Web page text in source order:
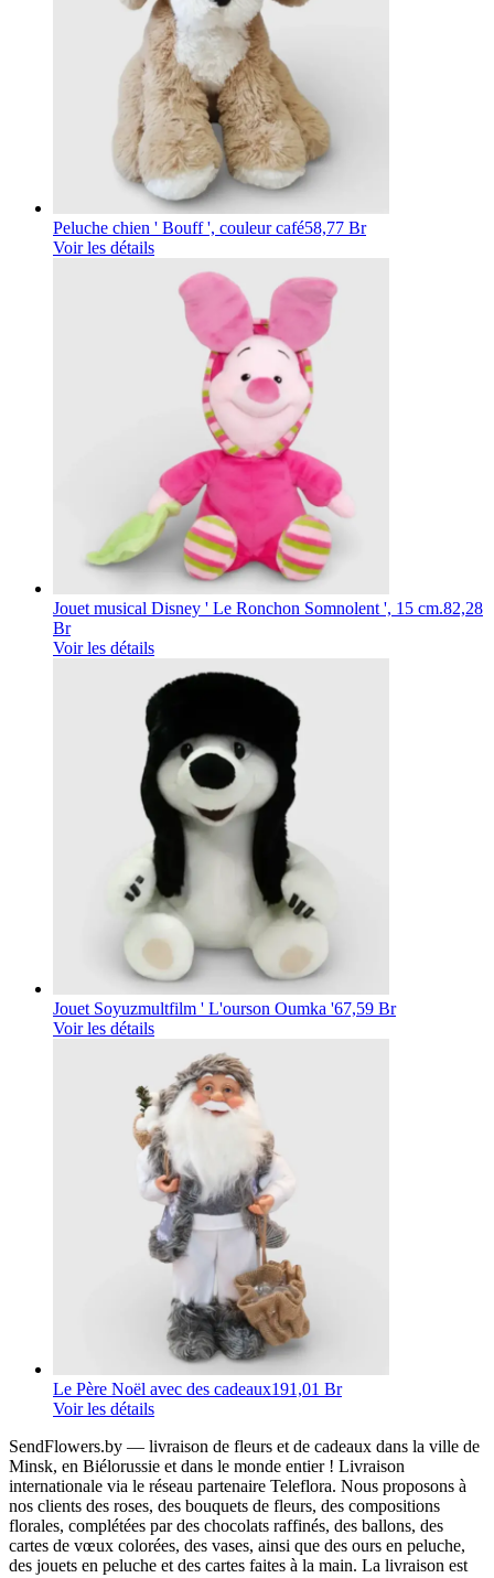
Peluche chien ' Bouff ', couleur café58,77 Br
Voir les détails
Jouet musical Disney ' Le Ronchon Somnolent ', 15 cm.82,28
Br
Voir les détails
Jouet Soyuzmultfilm ' L'ourson Oumka '67,59 Br
Voir les détails
Le Père Noël avec des cadeaux191,01 Br
Voir les détails
SendFlowers.by — livraison de fleurs et de cadeaux dans la ville de
Minsk, en Biélorussie et dans le monde entier ! Livraison
internationale via le réseau partenaire Teleflora. Nous proposons à
nos clients des roses, des bouquets de fleurs, des compositions
florales, complétées par des chocolats raffinés, des ballons, des
cartes de vœux colorées, des vases, ainsi que des ours en peluche,
des jouets en peluche et des cartes faites à la main. La livraison est